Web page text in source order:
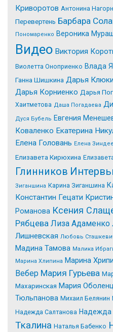
Криворотов Антонина
Перевертень Барбара
Пономаренко Вероника
Видео Виктория
Виолетта Оноприенко Влада
Ганна Шишкина Дарья
Дарья Корниенко Дарья
Хаитметова Даша Погадаева
Дуся Бубель Евгения
Коваленко Екатерина
Елена Головань Елена
Елизавета Кирюхина
Глинников
Зиганшина Карина Зиганшина
Константин Гецати
Романова Ксения
Рябцева Лиза Адаменко
Лишневская Любовь
Мадина Тамова Малика
Марина Хлипина Марина
Вебер Мария Гурьева
Махаринская Мария
Тюльпанова Михаил Белянин
Надежда Салтанова Надежда
Tкалина Наталья Бабенко